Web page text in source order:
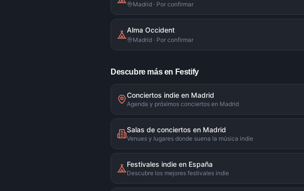
Madrid · Por confirmar
Alma Occident
Madrid · Por confirmar
Descubre más en Festify
Conciertos indie en Madrid
Agenda y próximos conciertos en Madrid
Salas de conciertos en Madrid
Venues y lugares donde suena la música indie
Festivales indie en España
Descubre los mejores festivales indie